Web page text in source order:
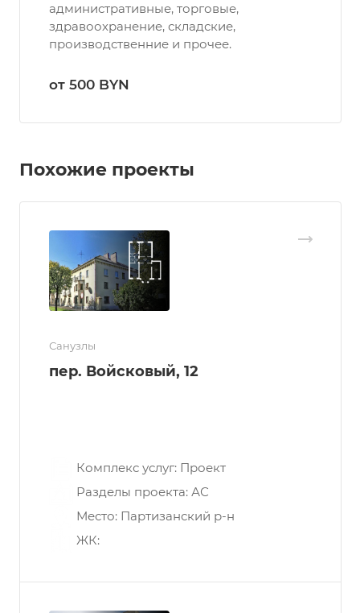
административные, торговые,
здравоохранение, складские,
производственние и прочее.
от 500 BYN
Похожие проекты
Санузлы
пер. Войсковый, 12
Комплекс услуг: Проект
Разделы проекта: АС
Место: Партизанский р-н
ЖК: